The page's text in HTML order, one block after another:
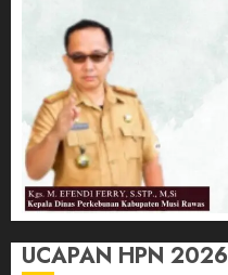
UCAPAN HPN 2026